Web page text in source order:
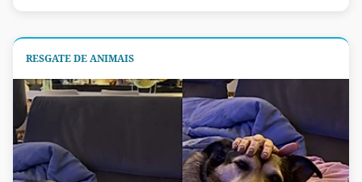
RESGATE DE ANIMAIS